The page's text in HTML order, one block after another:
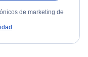
de marketing de